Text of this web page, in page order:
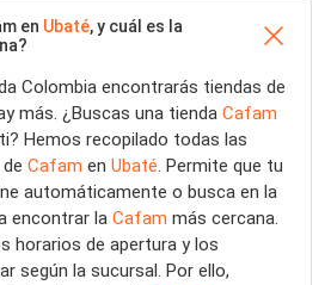
en Ubaté, y cuál es la
Colombia encontrarás tiendas de
más. ¿Buscas una tienda Cafam
Hemos recopilado todas las
Cafam en Ubaté. Permite que tu
automáticamente o busca en la
encontrar la Cafam más cercana.
horarios de apertura y los
según la sucursal. Por ello,